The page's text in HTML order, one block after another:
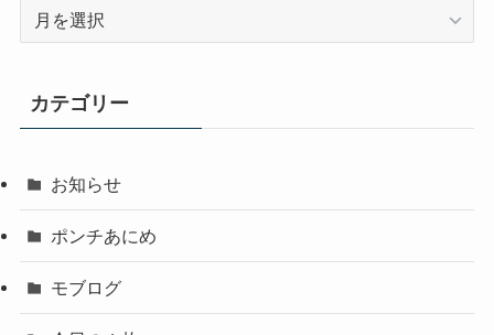
ブ
カテゴリー
お知らせ
ポンチあにめ
モブログ